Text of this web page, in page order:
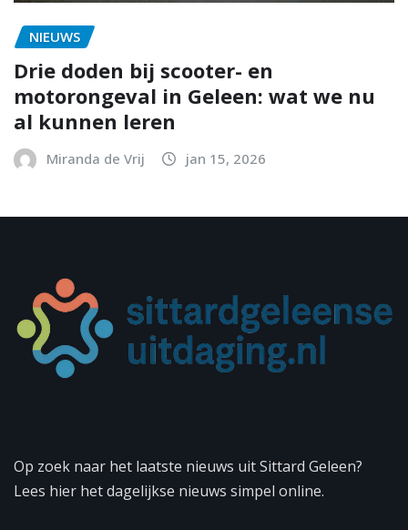
NIEUWS
Drie doden bij scooter- en
motorongeval in Geleen: wat we nu
al kunnen leren
Miranda de Vrij jan 15, 2026
Op zoek naar het laatste nieuws uit Sittard Geleen?
Lees hier het dagelijkse nieuws simpel online.